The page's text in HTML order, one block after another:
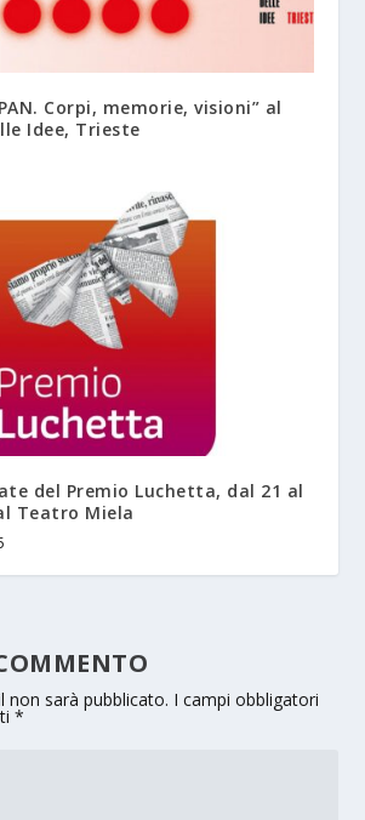
Corpi, memorie, visioni” al
Idee, Trieste
del Premio Luchetta, dal 21 al
Teatro Miela
non sarà pubblicato. I campi obbligatori
*